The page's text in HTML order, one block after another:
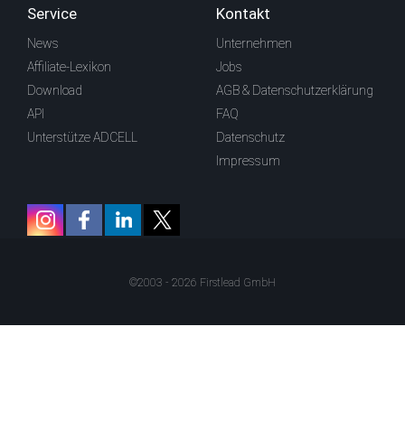
Service
News
Affiliate-Lexikon
Download
API
Unterstütze ADCELL
Kontakt
Unternehmen
Jobs
AGB & Datenschutzerklärung
FAQ
Datenschutz
Impressum
©2003 - 2026 Firstlead GmbH